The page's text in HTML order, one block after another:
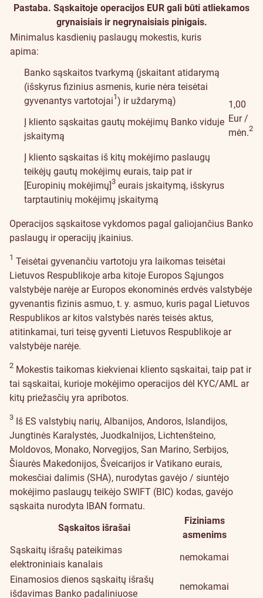
Pastaba. Sąskaitoje operacijos EUR gali būti atliekamos
grynaisiais ir negrynaisiais pinigais.
Minimalus kasdienių paslaugų mokestis, kuris
apima:
Banko sąskaitos tvarkymą (įskaitant atidarymą
(išskyrus fizinius asmenis, kurie nėra teisėtai
gyvenantys vartotojai1) ir uždarymą)
Į kliento sąskaitas gautų mokėjimų Banko viduje
įskaitymą
Į kliento sąskaitas iš kitų mokėjimo paslaugų
teikėjų gautų mokėjimų eurais, taip pat ir
[Europinių mokėjimų]3 eurais įskaitymą, išskyrus
tarptautinių mokėjimų įskaitymą
1,00
Eur /
mėn.2
Operacijos sąskaitose vykdomos pagal galiojančius Banko
paslaugų ir operacijų įkainius.
1 Teisėtai gyvenančiu vartotoju yra laikomas teisėtai
Lietuvos Respublikoje arba kitoje Europos Sąjungos
valstybėje narėje ar Europos ekonominės erdvės valstybėje
gyvenantis fizinis asmuo, t. y. asmuo, kuris pagal Lietuvos
Respublikos ar kitos valstybės narės teisės aktus,
atitinkamai, turi teisę gyventi Lietuvos Respublikoje ar
valstybėje narėje.
2 Mokestis taikomas kiekvienai kliento sąskaitai, taip pat ir
tai sąskaitai, kurioje mokėjimo operacijos dėl KYC/AML ar
kitų priežasčių yra apribotos.
3 Iš ES valstybių narių, Albanijos, Andoros, Islandijos,
Jungtinės Karalystės, Juodkalnijos, Lichtenšteino,
Moldovos, Monako, Norvegijos, San Marino, Serbijos,
Šiaurės Makedonijos, Šveicarijos ir Vatikano eurais,
mokesčiai dalimis (SHA), nurodytas gavėjo / siuntėjo
mokėjimo paslaugų teikėjo SWIFT (BIC) kodas, gavėjo
sąskaita nurodyta IBAN formatu.
Sąskaitos išrašai
Fiziniams
asmenims
Sąskaitų išrašų pateikimas
elektroniniais kanalais
nemokamai
Einamosios dienos sąskaitų išrašų
išdavimas Banko padaliniuose
nemokamai